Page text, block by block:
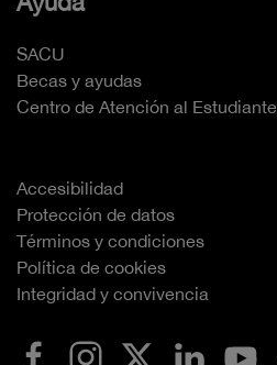
SACU
Becas y ayudas
Centro de Atención al Estudiante
Accesibilidad
Protección de datos
Términos y condiciones
Política de cookies
Integridad y convivencia